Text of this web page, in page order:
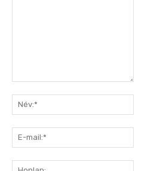
mail:*